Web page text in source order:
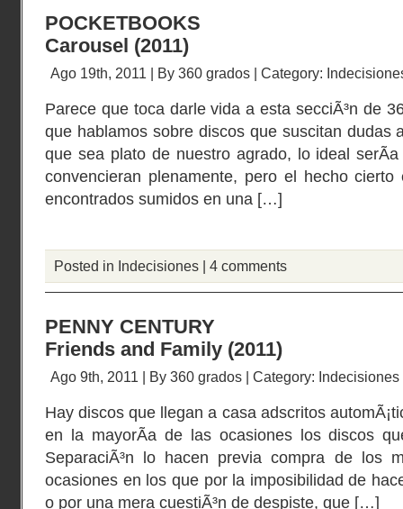
POCKETBOOKS
Carousel (2011)
Ago 19th, 2011 | By 360 grados | Category:
Parece que toca darle vida a esta secciÃ³n de
que hablamos sobre discos que suscitan dudas
que sea plato de nuestro agrado, lo ideal
convencieran plenamente, pero el hecho cierto
encontrados sumidos en una […]
Posted in Indecisiones | 4 comments
PENNY CENTURY
Friends and Family (2011)
Ago 9th, 2011 | By 360 grados | Category: Indecisiones
Hay discos que llegan a casa adscritos
en la mayorÃ­a de las ocasiones los discos
SeparaciÃ³n lo hacen previa compra de los
ocasiones en los que por la imposibilidad de
o por una mera cuestiÃ³n de despiste, que […]